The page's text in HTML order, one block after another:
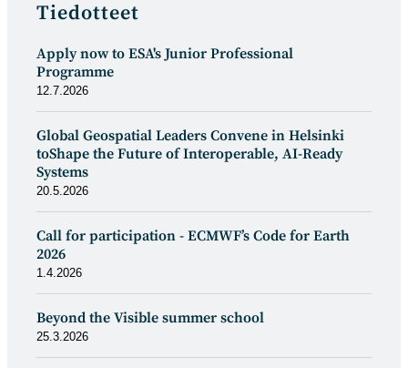
Tiedotteet
Apply now to ESA's Junior Professional
Programme
12.7.2026
Global Geospatial Leaders Convene in Helsinki
toShape the Future of Interoperable, AI-Ready
Systems
20.5.2026
Call for participation - ECMWF’s Code for Earth
2026
1.4.2026
Beyond the Visible summer school
25.3.2026